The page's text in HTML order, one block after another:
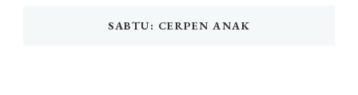
SABTU: CERPEN ANAK